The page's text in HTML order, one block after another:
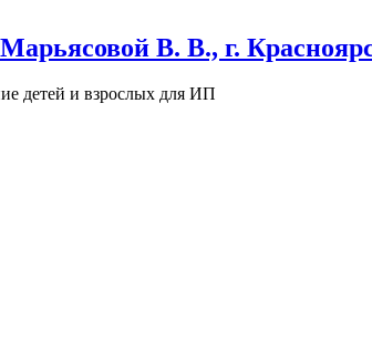
В. В., г.
детей и взрослых для ИП